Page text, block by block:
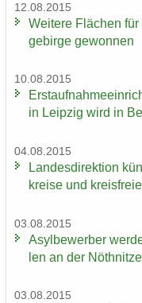
12.08.2015
Wei­te­re Flä­chen
ge­bir­ge ge­won­nen
10.08.2015
in Leip­zig wird in
04.08.2015
Lan­des­di­rek­ti­on
krei­se und
03.08.2015
Asyl­be­wer­ber
len an der
03.08.2015